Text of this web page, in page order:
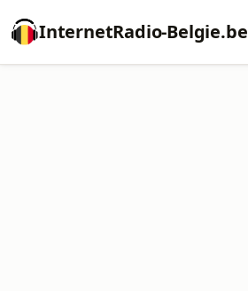
InternetRadio-Belgie.be